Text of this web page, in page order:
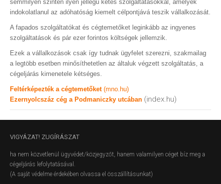
semmilyen szinten ilyen jellegű kétes szolgáltatásokkal, amelyek
indokolatlanul az adóhatóság kiemelt célpontjává teszik vállalkozását.
A fapados szolgáltatókat és cégtemetőket leginkább az ingyenes
szolgáltatások és pár ezer forintos költségek jellemzik.
Ezek a vállalkozások csak így tudnak ügyfelet szerezni, szakmailag
a legtöbb esetben minősíthetetlen az általuk végzett szolgáltatás, a
cégeljárás kimenetele kétséges.
Feltérképezték a cégtemetőket (mno.hu)
Ezernyolcszáz cég a Podmaniczky utcában (index.hu)
VIGYÁZAT! ZUGÍRÁSZAT
ha nem közvetlenül ügyvédet/közjegyzőt, hanem valamilyen céget bíz meg a
cégeljárás lefolytatásával.
(A saját védelme érdekében olvassa el összállításunkat)